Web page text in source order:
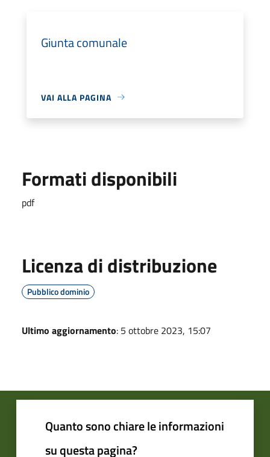
Giunta comunale
VAI ALLA PAGINA
Formati disponibili
pdf
Licenza di distribuzione
Pubblico dominio
Ultimo aggiornamento: 5 ottobre 2023, 15:07
Quanto sono chiare le informazioni
su questa pagina?